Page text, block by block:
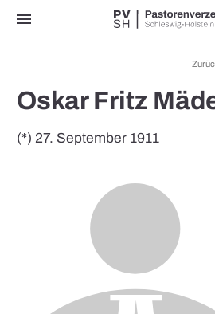
menu
Oskar Fritz
(*) 27. September 1911